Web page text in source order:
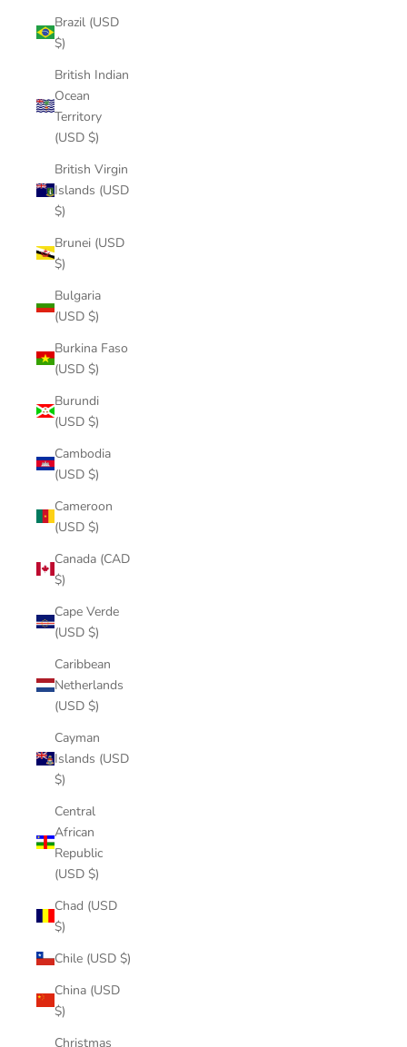
Brazil (USD
$)
British Indian
Ocean
Territory
(USD $)
British Virgin
Islands (USD
$)
Brunei (USD
$)
Bulgaria
(USD $)
Burkina Faso
(USD $)
Burundi
(USD $)
Cambodia
(USD $)
Cameroon
(USD $)
Canada (CAD
$)
Cape Verde
(USD $)
Caribbean
Netherlands
(USD $)
Cayman
Islands (USD
$)
Central
African
Republic
(USD $)
Chad (USD
$)
Chile (USD $)
China (USD
$)
Christmas